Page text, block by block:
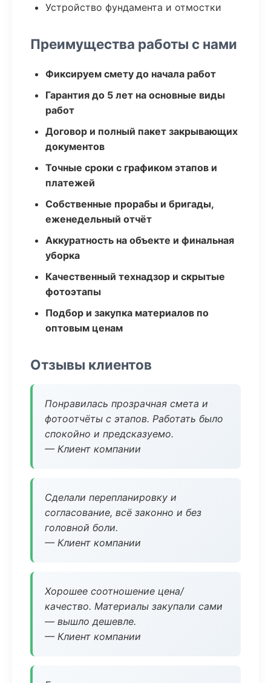
Устройство фундамента и отмостки
Преимущества работы с нами
Фиксируем смету до начала работ
Гарантия до 5 лет на основные виды
работ
Договор и полный пакет закрывающих
документов
Точные сроки с графиком этапов и
платежей
Собственные прорабы и бригады,
еженедельный отчёт
Аккуратность на объекте и финальная
уборка
Качественный технадзор и скрытые
фотоэтапы
Подбор и закупка материалов по
оптовым ценам
Отзывы клиентов
Понравилась прозрачная смета и
фотоотчёты с этапов. Работать было
спокойно и предсказуемо.
— Клиент компании
Сделали перепланировку и
согласование, всё законно и без
головной боли.
— Клиент компании
Хорошее соотношение цена/
качество. Материалы закупали сами
— вышло дешевле.
— Клиент компании